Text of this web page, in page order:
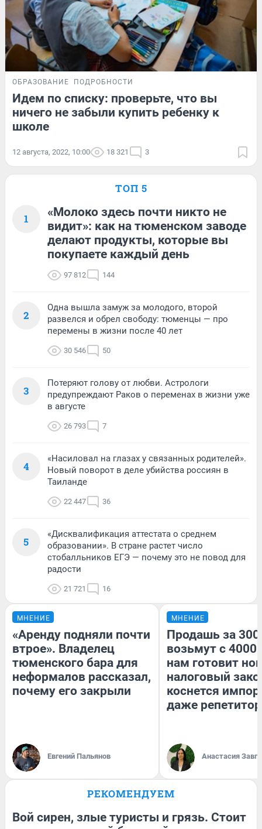
ОБРАЗОВАНИЕ ПОДРОБНОСТИ
Идем по списку: проверьте, что вы
ничего не забыли купить ребенку к
школе
12 августа, 2022, 10:00 18 321 3
ТОП 5
1
«Молоко здесь почти никто не
видит»: как на тюменском заводе
делают продукты, которые вы
покупаете каждый день
97 812 144
2
Одна вышла замуж за молодого, второй
развелся и обрел свободу: тюменцы — про
перемены в жизни после 40 лет
30 546 50
3
Потеряют голову от любви. Астрологи
предупреждают Раков о переменах в жизни уже
в августе
26 793 7
4
«Насиловал на глазах у связанных родителей».
Новый поворот в деле убийства россиян в
Таиланде
22 447 36
5
«Дисквалификация аттестата о среднем
образовании». В стране растет число
стобалльников ЕГЭ — почему это не повод для
радости
21 721 16
МНЕНИЕ
«Аренду подняли почти
втрое». Владелец
тюменского бара для
неформалов рассказал,
почему его закрыли
Евгений Пальянов
МНЕНИЕ
Продашь за
возьмут с
нам готовит
налоговый
коснется
даже
Анастасия
РЕКОМЕНДУЕМ
Вой сирен, злые туристы и грязь. Стоит